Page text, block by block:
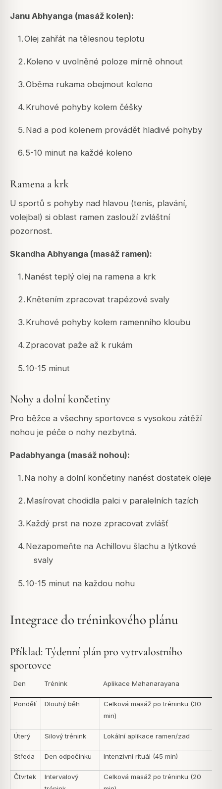
Janu Abhyanga (masáž kolen):
1.Olej zahřát na tělesnou teplotu
2. Koleno v uvolněné poloze mírně ohnout
3.Oběma rukama obejmout koleno
4. Kruhové pohyby kolem čéšky
5. Nad a pod kolenem provádět hladivé pohyby
6. 5-10 minut na každé koleno
Ramena a krk
U sportů s pohyby nad hlavou (tenis, plavání,
volejbal) si oblast ramen zaslouží zvláštní
pozornost.
Skandha Abhyanga (masáž ramen):
1. Nanést teplý olej na ramena a krk
2. Knětením zpracovat trapézové svaly
3. Kruhové pohyby kolem ramenního kloubu
4. Zpracovat paže až k rukám
5.10-15 minut
Nohy a dolní končetiny
Pro běžce a všechny sportovce s vysokou zátěží
nohou je péče o nohy nezbytná.
Padabhyanga (masáž nohou):
1. Na nohy a dolní končetiny nanést dostatek oleje
2. Masírovat chodidla palci v paralelních tazích
3. Každý prst na noze zpracovat zvlášť
4. Nezapomeňte na Achillovu šlachu a lýtkové
svaly
5.10-15 minut na každou nohu
Integrace do tréninkového plánu
Příklad: Týdenní plán pro vytrvalostního
sportovce
Den Trénink Aplikace Mahanarayana
Pondělí Dlouhý běh
Celková masáž po tréninku (30
min)
Úterý Silový trénink Lokální aplikace ramen/zad
Středa Den odpočinku Intenzivní rituál (45 min)
Čtvrtek
Intervalový
Celková masáž po tréninku (20